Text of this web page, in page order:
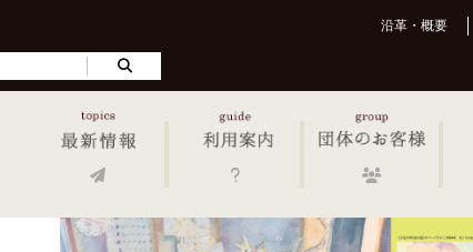
沿革・概要